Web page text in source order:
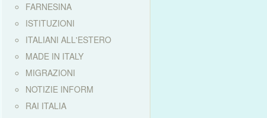
FARNESINA
ISTITUZIONI
ITALIANI ALL'ESTERO
MADE IN ITALY
MIGRAZIONI
NOTIZIE INFORM
RAI ITALIA